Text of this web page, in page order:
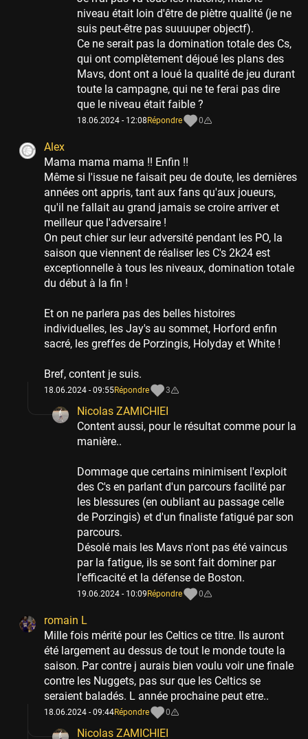
niveau était loin d'être de piètre qualité (je ne
suis peut-être pas suuuuper objectf).
Ce ne serait pas la domination totale des Cs,
qui ont complètement déjoué les plans des
Mavs, dont ont a loué la qualité de jeu durant
toute la campagne, qui ne te ferai pas dire
que le niveau était faible ?
18.06.2024 - 12:08Répondre 0
Alex
Mama mama mama !! Enfin !!
Même si l'issue ne faisait peu de doute, les dernières
années ont appris, tant aux fans qu'aux joueurs,
qu'il ne fallait au grand jamais se croire arriver et
meilleur que l'adversaire !
On peut chier sur leur adversité pendant les PO, la
saison que viennent de réaliser les C's 2k24 est
exceptionnelle à tous les niveaux, domination totale
du début à la fin !
Et on ne parlera pas des belles histoires
individuelles, les Jay's au sommet, Horford enfin
sacré, les greffes de Porzingis, Holyday et White !
Bref, content je suis.
18.06.2024 - 09:55Répondre 3
Nicolas ZAMICHIEI
Content aussi, pour le résultat comme pour la
manière..
Dommage que certains minimisent l'exploit
des C's en parlant d'un parcours facilité par
les blessures (en oubliant au passage celle
de Porzingis) et d'un finaliste fatigué par son
parcours.
Désolé mais les Mavs n'ont pas été vaincus
par la fatigue, ils se sont fait dominer par
l'efficacité et la défense de Boston.
19.06.2024 - 10:09Répondre 0
romain L
Mille fois mérité pour les Celtics ce titre. Ils auront
été largement au dessus de tout le monde toute la
saison. Par contre j aurais bien voulu voir une finale
contre les Nuggets, pas sur que les Celtics se
seraient baladés. L année prochaine peut etre..
18.06.2024 - 09:44Répondre 0
Nicolas ZAMICHIEI